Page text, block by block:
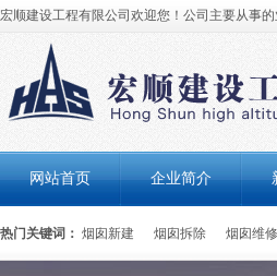
宏顺建设工程有限公司欢迎您！公司主要从事
网站首页 企业简介
热门关键词： 烟囱新建 烟囱拆除 烟囱维修